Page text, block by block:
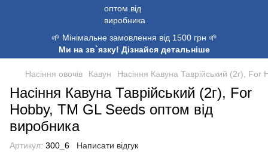
🌱 Мінімальне замовлення від 1500 грн 🌱
Ми на зв`язку! Дізнайся детальніше
Насіння овочів Кавун Насіння Кавуна Таврійський (2г), For
Насіння Кавуна Таврійський (2г), For
Hobby, TM GL Seeds оптом від
виробника
Артикул: 300_6 Написати відгук